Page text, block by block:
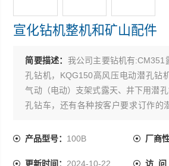
宣化钻机整机和矿山配件
简要描述： 我公司主要钻机有:CM351
孔钻机，KQG150高风压电动潜孔钻
气动（电动）支架式露天、井下用潜
孔钻车，还有各种按客户要求订作的
机，圆盘式井下潜孔钻机。
产品型号： 100B 厂商
更新时间： 2024-10-22 访 问